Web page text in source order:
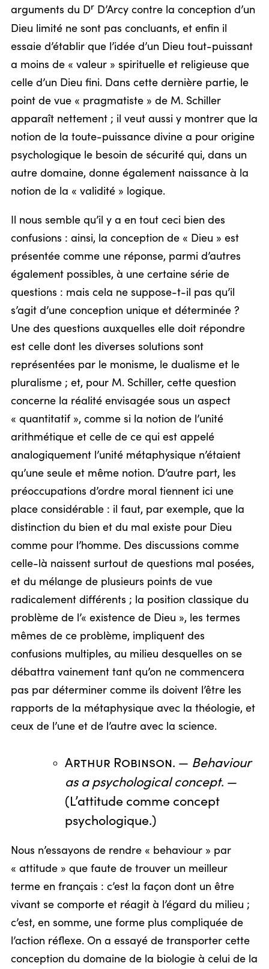
arguments du Dr D’Arcy contre la conception d’un
Dieu limité ne sont pas concluants, et enfin il
essaie d’établir que l’idée d’un Dieu tout-puissant
a moins de « valeur » spirituelle et religieuse que
celle d’un Dieu fini. Dans cette dernière partie, le
point de vue « pragmatiste » de M. Schiller
apparaît nettement ; il veut aussi y montrer que la
notion de la toute-puissance divine a pour origine
psychologique le besoin de sécurité qui, dans un
autre domaine, donne également naissance à la
notion de la « validité » logique.
Il nous semble qu’il y a en tout ceci bien des
confusions : ainsi, la conception de « Dieu » est
présentée comme une réponse, parmi d’autres
également possibles, à une certaine série de
questions : mais cela ne suppose-t-il pas qu’il
s’agit d’une conception unique et déterminée ?
Une des questions auxquelles elle doit répondre
est celle dont les diverses solutions sont
représentées par le monisme, le dualisme et le
pluralisme ; et, pour M. Schiller, cette question
concerne la réalité envisagée sous un aspect
« quantitatif », comme si la notion de l’unité
arithmétique et celle de ce qui est appelé
analogiquement l’unité métaphysique n’étaient
qu’une seule et même notion. D’autre part, les
préoccupations d’ordre moral tiennent ici une
place considérable : il faut, par exemple, que la
distinction du bien et du mal existe pour Dieu
comme pour l’homme. Des discussions comme
celle-là naissent surtout de questions mal posées,
et du mélange de plusieurs points de vue
radicalement différents ; la position classique du
problème de l’« existence de Dieu », les termes
mêmes de ce problème, impliquent des
confusions multiples, au milieu desquelles on se
débattra vainement tant qu’on ne commencera
pas par déterminer comme ils doivent l’être les
rapports de la métaphysique avec la théologie, et
ceux de l’une et de l’autre avec la science.
Arthur Robinson. — Behaviour
as a psychological concept. —
(L’attitude comme concept
psychologique.)
Nous n’essayons de rendre « behaviour » par
« attitude » que faute de trouver un meilleur
terme en français : c’est la façon dont un être
vivant se comporte et réagit à l’égard du milieu ;
c’est, en somme, une forme plus compliquée de
l’action réflexe. On a essayé de transporter cette
conception du domaine de la biologie à celui de la